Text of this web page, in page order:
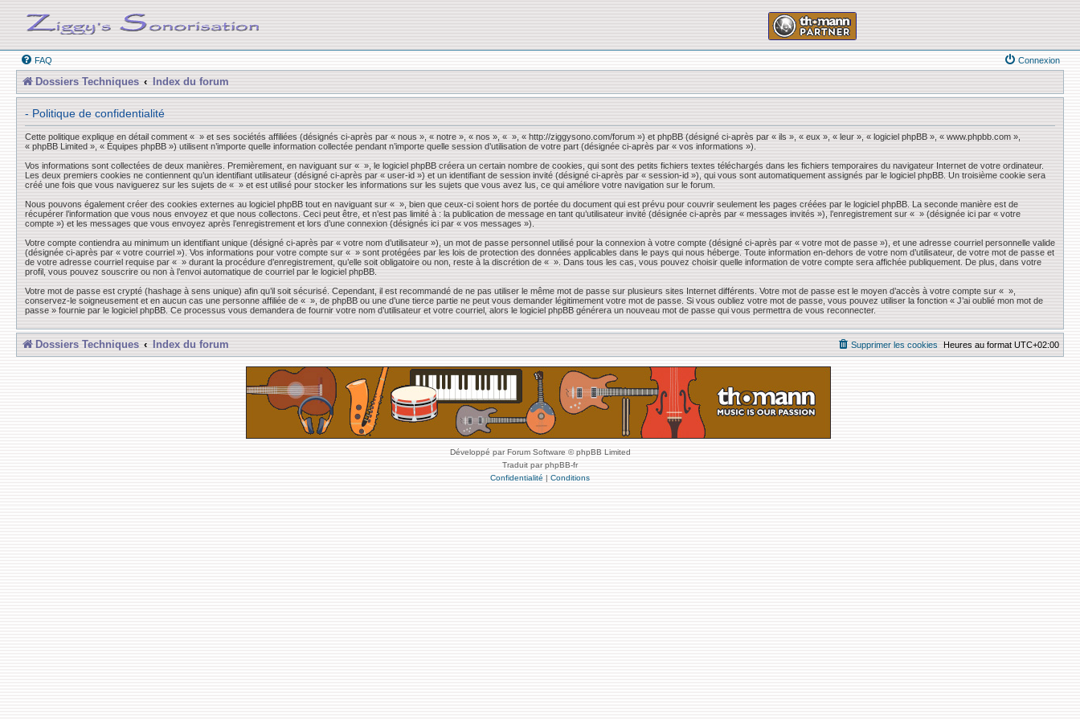
FAQ Connexion
Dossiers Techniques Index du forum
- Politique de confidentialité
Cette politique explique en détail comment « » et ses sociétés affiliées (désignés ci-après par « nous », « notre », « nos », « », « http://ziggysono.com/forum ») et phpBB (désigné ci-après par « ils », « eux », « leur », « logiciel phpBB », « www.phpbb.com »,
« phpBB Limited », « Équipes phpBB ») utilisent n’importe quelle information collectée pendant n’importe quelle session d’utilisation de votre part (désignée ci-après par « vos informations »).
Vos informations sont collectées de deux manières. Premièrement, en naviguant sur « », le logiciel phpBB créera un certain nombre de cookies, qui sont des petits fichiers textes téléchargés dans les fichiers temporaires du navigateur Internet de votre ordinateur.
Les deux premiers cookies ne contiennent qu’un identifiant utilisateur (désigné ci-après par « user-id ») et un identifiant de session invité (désigné ci-après par « session-id »), qui vous sont automatiquement assignés par le logiciel phpBB. Un troisième cookie sera
créé une fois que vous naviguerez sur les sujets de « » et est utilisé pour stocker les informations sur les sujets que vous avez lus, ce qui améliore votre navigation sur le forum.
Nous pouvons également créer des cookies externes au logiciel phpBB tout en naviguant sur « », bien que ceux-ci soient hors de portée du document qui est prévu pour couvrir seulement les pages créées par le logiciel phpBB. La seconde manière est de
récupérer l’information que vous nous envoyez et que nous collectons. Ceci peut être, et n’est pas limité à : la publication de message en tant qu’utilisateur invité (désignée ci-après par « messages invités »), l’enregistrement sur « » (désignée ici par « votre
compte ») et les messages que vous envoyez après l’enregistrement et lors d’une connexion (désignés ici par « vos messages »).
Votre compte contiendra au minimum un identifiant unique (désigné ci-après par « votre nom d’utilisateur »), un mot de passe personnel utilisé pour la connexion à votre compte (désigné ci-après par « votre mot de passe »), et une adresse courriel personnelle valide
(désignée ci-après par « votre courriel »). Vos informations pour votre compte sur « » sont protégées par les lois de protection des données applicables dans le pays qui nous héberge. Toute information en-dehors de votre nom d’utilisateur, de votre mot de passe et
de votre adresse courriel requise par « » durant la procédure d’enregistrement, qu’elle soit obligatoire ou non, reste à la discrétion de « ». Dans tous les cas, vous pouvez choisir quelle information de votre compte sera affichée publiquement. De plus, dans votre
profil, vous pouvez souscrire ou non à l’envoi automatique de courriel par le logiciel phpBB.
Votre mot de passe est crypté (hashage à sens unique) afin qu’il soit sécurisé. Cependant, il est recommandé de ne pas utiliser le même mot de passe sur plusieurs sites Internet différents. Votre mot de passe est le moyen d’accès à votre compte sur « »,
conservez-le soigneusement et en aucun cas une personne affiliée de « », de phpBB ou une d’une tierce partie ne peut vous demander légitimement votre mot de passe. Si vous oubliez votre mot de passe, vous pouvez utiliser la fonction « J’ai oublié mon mot de
passe » fournie par le logiciel phpBB. Ce processus vous demandera de fournir votre nom d’utilisateur et votre courriel, alors le logiciel phpBB générera un nouveau mot de passe qui vous permettra de vous reconnecter.
Dossiers Techniques Index du forum Heures au format UTC+02:00
Supprimer les cookies
Développé par Forum Software © phpBB Limited
Traduit par phpBB-fr
Confidentialité | Conditions